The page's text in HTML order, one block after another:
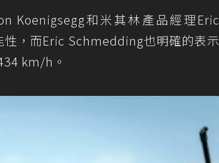
Koenigsegg和米其林產品經理Eric
，而Eric Schmedding也明確的表示
km/h。